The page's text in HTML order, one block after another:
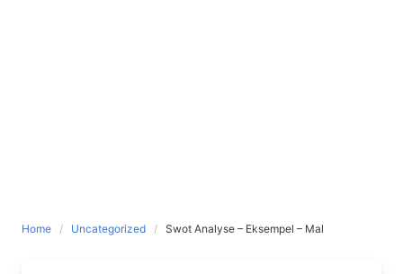
Home Uncategorized Swot Analyse – Eksempel – Mal